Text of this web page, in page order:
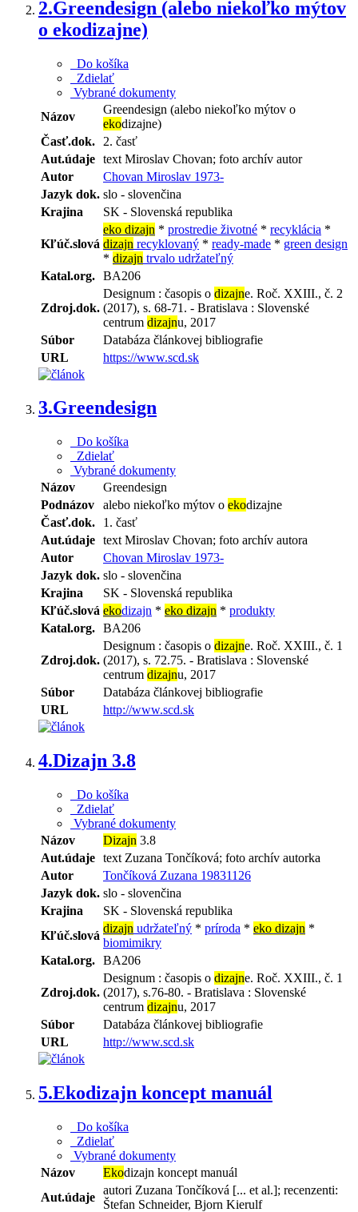
2.Greendesign (alebo niekoľko mýtov
o ekodizajne)
Do košíka
Zdielať
Vybrané dokumenty
Názov
Greendesign (alebo niekoľko mýtov o
ekodizajne)
Časť.dok.
2. časť
Aut.údaje text Miroslav Chovan; foto archív autor
Autor
Chovan Miroslav 1973-
Jazyk dok. slo - slovenčina
Krajina
SK - Slovenská republika
Kľúč.slová
eko dizajn * prostredie životné * recyklácia *
dizajn recyklovaný * ready-made * green design
* dizajn trvalo udržateľný
Katal.org. BA206
Zdroj.dok.
Designum : časopis o dizajne. Roč. XXIII., č. 2
(2017), s. 68-71. - Bratislava : Slovenské
centrum dizajnu, 2017
Súbor
Databáza článkovej bibliografie
URL
https://www.scd.sk
3.Greendesign
Do košíka
Zdielať
Vybrané dokumenty
Názov
Greendesign
Podnázov
alebo niekoľko mýtov o ekodizajne
Časť.dok.
1. časť
Aut.údaje text Miroslav Chovan; foto archív autora
Autor
Chovan Miroslav 1973-
Jazyk dok. slo - slovenčina
Krajina
SK - Slovenská republika
Kľúč.slová ekodizajn * eko dizajn * produkty
Katal.org. BA206
Zdroj.dok.
Designum : časopis o dizajne. Roč. XXIII., č. 1
(2017), s. 72.75. - Bratislava : Slovenské
centrum dizajnu, 2017
Súbor
Databáza článkovej bibliografie
URL
http://www.scd.sk
4.Dizajn 3.8
Do košíka
Zdielať
Vybrané dokumenty
Názov
Dizajn 3.8
Aut.údaje text Zuzana Tončíková; foto archív autorka
Autor
Tončíková Zuzana 19831126
Jazyk dok. slo - slovenčina
Krajina
SK - Slovenská republika
Kľúč.slová
dizajn udržateľný * príroda * eko dizajn *
biomimikry
Katal.org. BA206
Zdroj.dok.
Designum : časopis o dizajne. Roč. XXIII., č. 1
(2017), s.76-80. - Bratislava : Slovenské
centrum dizajnu, 2017
Súbor
Databáza článkovej bibliografie
URL
http://www.scd.sk
5.Ekodizajn koncept manuál
Do košíka
Zdielať
Vybrané dokumenty
Názov
Ekodizajn koncept manuál
Aut.údaje
autori Zuzana Tončíková [... et al.]; recenzenti:
Štefan Schneider, Bjorn Kierulf